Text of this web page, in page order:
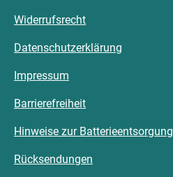
Widerrufsrecht
Datenschutzerklärung
Impressum
Barrierefreiheit
Hinweise zur Batterieentsorgung
Rücksendungen